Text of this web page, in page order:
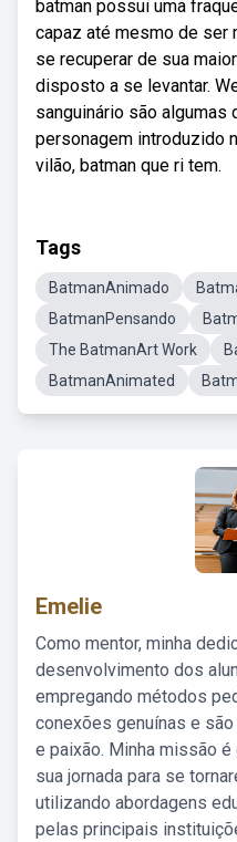
batman possui uma
capaz até mesmo de ser
se recuperar de sua
disposto a se levantar.
sanguinário são
personagem introduzido
vilão, batman que ri tem.
Tags
BatmanAnimado
BatmanPensando
The BatmanArt Work
BatmanAnimated
Emelie
Como mentor, minha
desenvolvimento dos
empregando métodos
conexões genuínas e
e paixão. Minha missão
sua jornada para se
utilizando abordagens
pelas principais